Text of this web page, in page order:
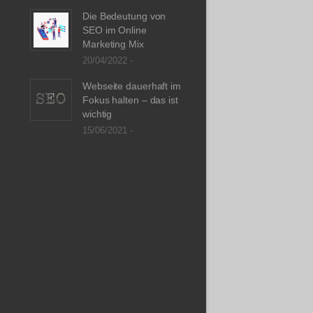
Die Bedeutung von
SEO im Online
Marketing Mix
20/04/2022 -
Webseite dauerhaft im
Fokus halten – das ist
wichtig
15/06/2021 -